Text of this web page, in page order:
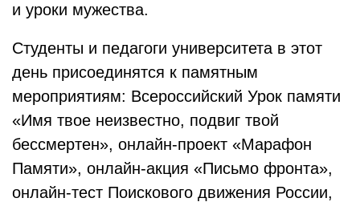
и уроки мужества.
Студенты и педагоги университета в этот
день присоединятся к памятным
мероприятиям: Всероссийский Урок памяти
«Имя твое неизвестно, подвиг твой
бессмертен», онлайн-проект «Марафон
Памяти», онлайн-акция «Письмо фронта»,
онлайн-тест Поискового движения России,